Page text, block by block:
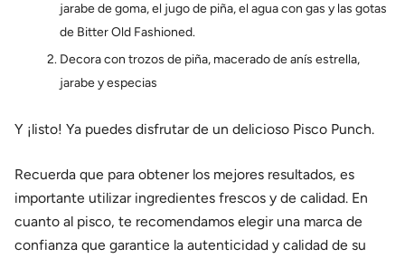
jarabe de goma, el jugo de piña, el agua con gas y las gotas
de Bitter Old Fashioned.
Decora con trozos de piña, macerado de anís estrella,
jarabe y especias
Y ¡listo! Ya puedes disfrutar de un delicioso Pisco Punch.
Recuerda que para obtener los mejores resultados, es
importante utilizar ingredientes frescos y de calidad. En
cuanto al pisco, te recomendamos elegir una marca de
confianza que garantice la autenticidad y calidad de su